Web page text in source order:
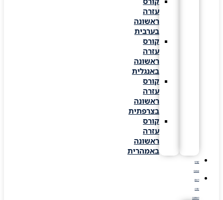
עזרה
ראשונה
בערבית
קורס
עזרה
ראשונה
באנגלית
קורס
עזרה
ראשונה
בצרפתית
קורס
עזרה
ראשונה
באמהרית